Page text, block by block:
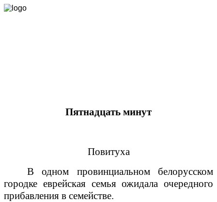
Пятнадцать минут
Повитуха
В одном провинциальном белорусском
городке еврейская семья ожидала очередного
прибавления в семействе.